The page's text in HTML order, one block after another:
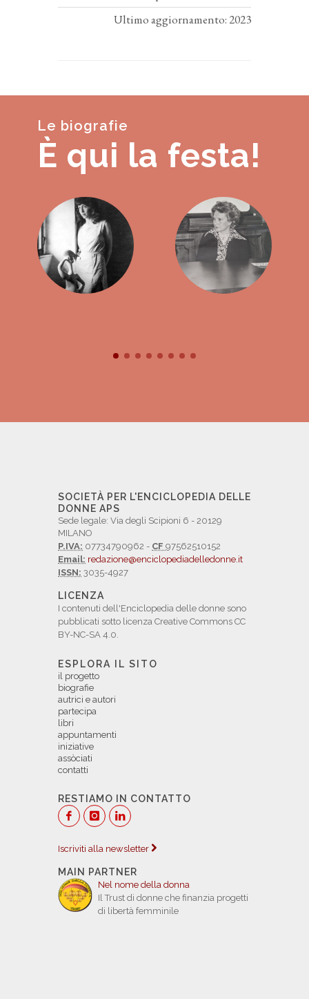
Ultimo aggiornamento: 2023
Le biografie
È qui la festa!
SOCIETÀ PER L'ENCICLOPEDIA DELLE
DONNE APS
Sede legale: Via degli Scipioni 6 - 20129
MILANO
P.IVA: 07734790962 - CF 97562510152
Email: redazione@enciclopediadelledonne.it
ISSN: 3035-4927
LICENZA
I contenuti dell'Enciclopedia delle donne sono
pubblicati sotto licenza Creative Commons CC
BY-NC-SA 4.0.
ESPLORA IL SITO
il progetto
biografie
autrici e autori
partecipa
libri
appuntamenti
iniziative
assòciati
contatti
RESTIAMO IN CONTATTO
Iscriviti alla newsletter
MAIN PARTNER
Nel nome della donna
Il Trust di donne che finanzia progetti
di libertà femminile